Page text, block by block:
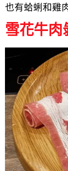
也有蛤蜊和雞
雪花牛肉